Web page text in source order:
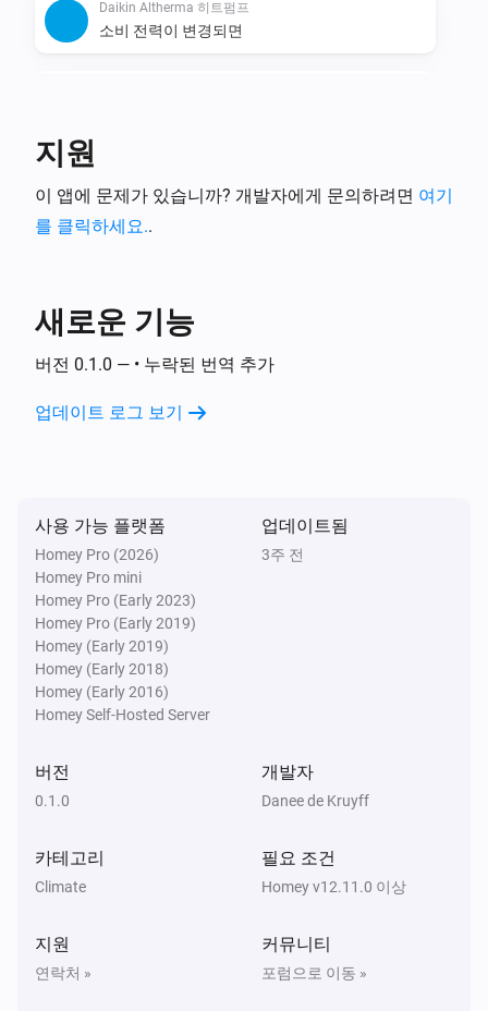
Daikin Altherma 히트펌프
소비 전력이 변경되면
지원
이 앱에 문제가 있습니까? 개발자에게 문의하려면 여기
를 클릭하세요..
새로운 기능
버전 0.1.0 — • 누락된 번역 추가
업데이트 로그 보기
사용 가능 플랫폼
Homey Pro (2026)
Homey Pro mini
Homey Pro (Early 2023)
Homey Pro (Early 2019)
Homey (Early 2019)
Homey (Early 2018)
Homey (Early 2016)
Homey Self-Hosted Server
업데이트됨
3주 전
버전
0.1.0
개발자
Danee de Kruyff
카테고리
Climate
필요 조건
Homey v12.11.0 이상
지원
연락처 »
커뮤니티
포럼으로 이동 »